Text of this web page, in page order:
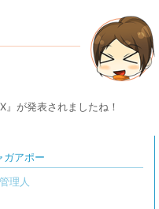
が発表されましたね！
ガアポー